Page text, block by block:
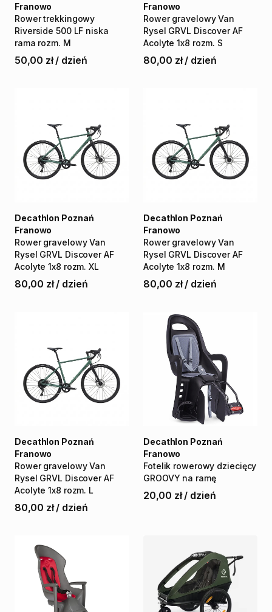
Rower trekkingowy
Riverside 500 LF niska
rama rozm. M
Franowo
50,00 zł / dzień
Rower gravelowy Van
Rysel GRVL Discover AF
Acolyte 1x8 rozm. S
Franowo
80,00 zł / dzień
Rower gravelowy Van
Rysel GRVL Discover AF
Acolyte 1x8 rozm. XL
Decathlon Poznań
Franowo
80,00 zł / dzień
Rower gravelowy Van
Rysel GRVL Discover AF
Acolyte 1x8 rozm. M
Decathlon Poznań
Franowo
80,00 zł / dzień
Rower gravelowy Van
Rysel GRVL Discover AF
Acolyte 1x8 rozm. L
Decathlon Poznań
Franowo
80,00 zł / dzień
Fotelik rowerowy dziecięcy
GROOVY na ramę
Decathlon Poznań
Franowo
20,00 zł / dzień